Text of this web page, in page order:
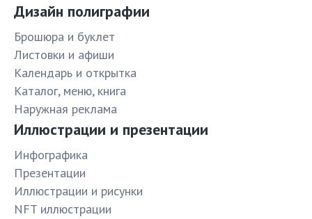
Дизайн полиграфии
Брошюра и буклет
Листовки и афиши
Календарь и открытка
Каталог, меню, книга
Наружная реклама
Иллюстрации и презентации
Инфографика
Презентации
Иллюстрации и рисунки
NFT иллюстрации